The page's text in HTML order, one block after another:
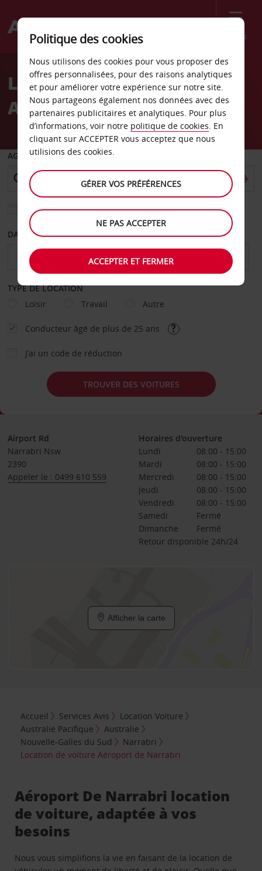
Menu
Welcome
AvisLocation de voiture
Aéroport de Narrabri
AGENCE DE DÉPART
Sélectionnez une autre agence de retour
DATE DE DÉPART DATE DE RETOUR
TYPE DE LOCATION
Loisir
Travail Autre
Conducteur âgé de plus de 25 ans
J’ai un code de réduction
TROUVER DES VOITURES
Airport Rd
Narrabri Nsw
2390
Appeler le : 0499 610 559
Horaires d'ouverture
Lundi
08:00 - 15:00
Mardi
08:00 - 15:00
Mercredi
08:00 - 15:00
Jeudi
08:00 - 15:00
Vendredi
08:00 - 15:00
Samedi
Fermé
Dimanche
Fermé
Retour disponible 24h/24
Afficher la carte
Accueil Services Avis
Location Voiture
Australie Pacifique
Australie
Nouvelle-Galles du Sud
Narrabri
Location de voiture Aéroport de Narrabri
Aéroport De Narrabri location
de voiture, adaptée à vos
besoins
Nous vous simplifions la vie en faisant de la location de
Politique des cookies
Nous utilisons des cookies pour vous proposer des
offres personnalisées, pour des raisons analytiques
et pour améliorer votre expérience sur notre site.
Nous partageons également nos données avec des
partenaires publicitaires et analytiques. Pour plus
d’informations, voir notre politique de cookies. En
cliquant sur ACCEPTER vous acceptez que nous
utilisions des cookies.
GÉRER VOS PRÉFÉRENCES
NE PAS ACCEPTER
ACCEPTER ET FERMER